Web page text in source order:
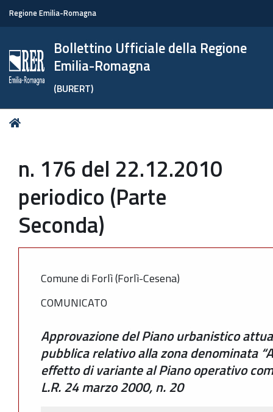
Regione Emilia-Romagna
Bollettino Ufficiale della Regione
Emilia-Romagna
(BURERT)
Tu
n. 176 del 22.12.2010
periodico (Parte
Seconda)
Comune di Forlì (Forlì-Cesena)
COMUNICATO
Approvazione del Piano urbanistico
pubblica relativo alla zona denominata
effetto di variante al Piano operativo
L.R. 24 marzo 2000, n. 20